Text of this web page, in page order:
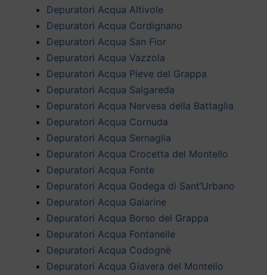
Depuratori Acqua Altivole
Depuratori Acqua Cordignano
Depuratori Acqua San Fior
Depuratori Acqua Vazzola
Depuratori Acqua Pieve del Grappa
Depuratori Acqua Salgareda
Depuratori Acqua Nervesa della Battaglia
Depuratori Acqua Cornuda
Depuratori Acqua Sernaglia
Depuratori Acqua Crocetta del Montello
Depuratori Acqua Fonte
Depuratori Acqua Godega di Sant’Urbano
Depuratori Acqua Gaiarine
Depuratori Acqua Borso del Grappa
Depuratori Acqua Fontanelle
Depuratori Acqua Codognè
Depuratori Acqua Giavera del Montello